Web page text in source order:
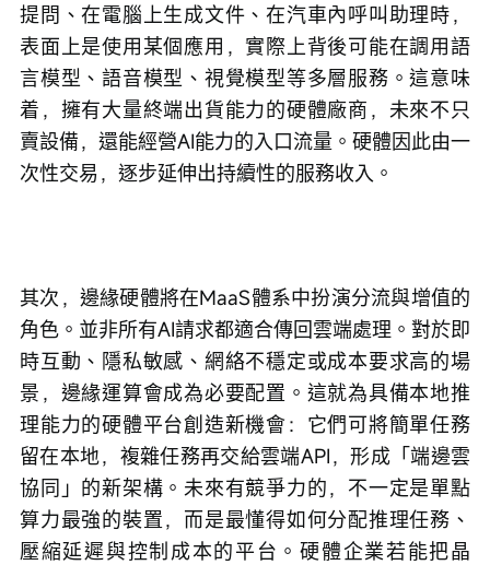
提問、在電腦上生成文件、在汽車內呼叫助理時，
表面上是使用某個應用，實際上背後可能在調用語
言模型、語音模型、視覺模型等多層服務。這意味
着，擁有大量終端出貨能力的硬體廠商，未來不只
賣設備，還能經營AI能力的入口流量。硬體因此由一
次性交易，逐步延伸出持續性的服務收入。
其次，邊緣硬體將在MaaS體系中扮演分流與增值的
角色。並非所有AI請求都適合傳回雲端處理。對於即
時互動、隱私敏感、網絡不穩定或成本要求高的場
景，邊緣運算會成為必要配置。這就為具備本地推
理能力的硬體平台創造新機會：它們可將簡單任務
留在本地，複雜任務再交給雲端API，形成「端邊雲
協同」的新架構。未來有競爭力的，不一定是單點
算力最強的裝置，而是最懂得如何分配推理任務、
壓縮延遲與控制成本的平台。硬體企業若能把晶